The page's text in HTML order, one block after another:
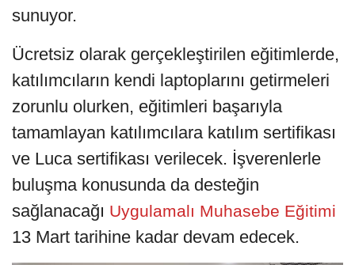
sunuyor.
Ücretsiz olarak gerçekleştirilen eğitimlerde,
katılımcıların kendi laptoplarını getirmeleri
zorunlu olurken, eğitimleri başarıyla
tamamlayan katılımcılara katılım sertifikası
ve Luca sertifikası verilecek. İşverenlerle
buluşma konusunda da desteğin
sağlanacağı Uygulamalı Muhasebe Eğitimi
13 Mart tarihine kadar devam edecek.